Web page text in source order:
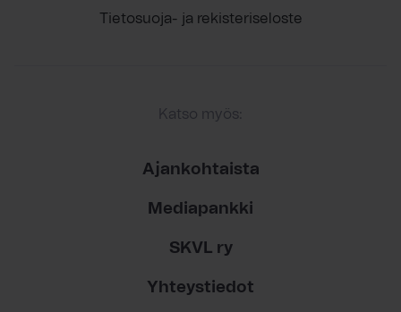
Tietosuoja- ja rekisteriseloste
Katso myös:
Ajankohtaista
Mediapankki
SKVL ry
Yhteystiedot